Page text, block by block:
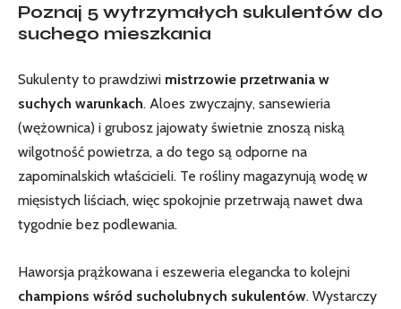
Poznaj 5 wytrzymałych sukulentów do
suchego mieszkania
Sukulenty to prawdziwi mistrzowie przetrwania​ w
suchych warunkach. Aloes zwyczajny, sansewieria
(wężownica)⁣ i‌ grubosz jajowaty świetnie znoszą niską
wilgotność powietrza, a do tego są odporne‍ na⁢
zapominalskich właścicieli. Te rośliny magazynują wodę w
mięsistych liściach, więc spokojnie przetrwają nawet dwa
tygodnie bez podlewania.
Haworsja prążkowana i eszeweria elegancka to kolejni
champions wśród sucholubnych ​sukulentów. Wystarczy